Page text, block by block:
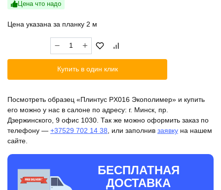
Цена что надо
Цена указана за планку 2 м
Количество
товара
PX016
Купить в один клик
Посмотреть образец «Плинтус PX016 Экополимер» и купить
его можно у нас в салоне по адресу: г. Минск, пр.
Дзержинского, 9 офис 1030. Так же можно оформить заказ по
телефону — +37529 702 14 38 , или заполнив заявку на нашем
сайте.
БЕСПЛАТНАЯ
ДОСТАВКА